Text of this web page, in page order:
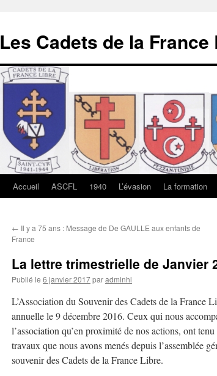
Les Cadets de la France
Aller
contenu
Accueil ASCFL 1940 L’évasion La formation
← Il y a 75 ans : Message de De GAULLE aux enfants de
France
La lettre trimestrielle de Janvier
Publié le 6 janvier 2017paradminhl
L’Association du Souvenir des Cadets de la France
annuelle le 9 décembre 2016. Ceux qui nous
l’association qu’en proximité de nos actions, ont
travaux que nous avons menés depuis l’assemblée
souvenir des Cadets de la France Libre.